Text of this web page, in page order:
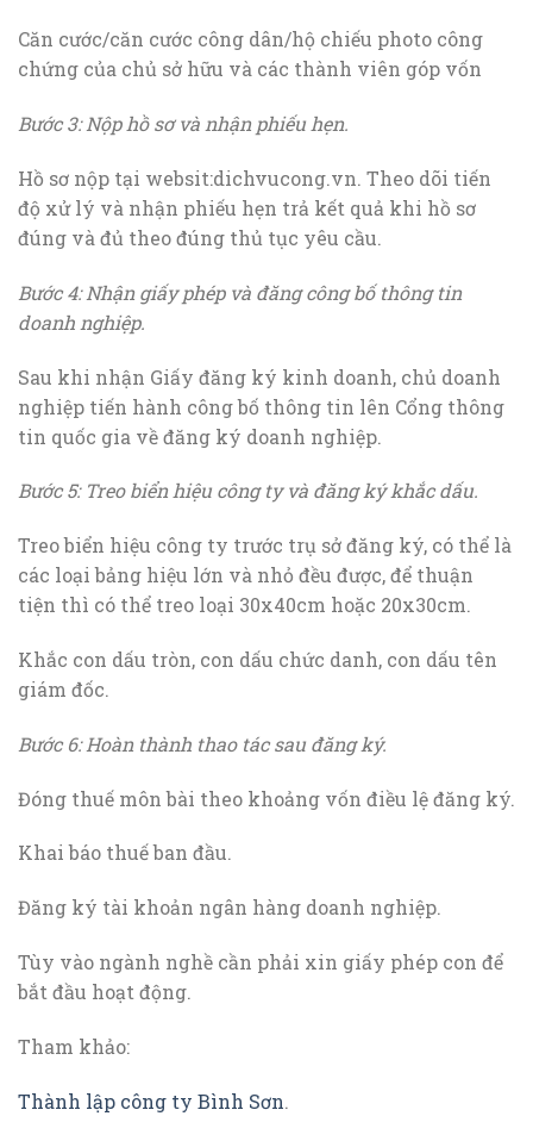
Căn cước/căn cước công dân/hộ chiếu photo công
chứng của chủ sở hữu và các thành viên góp vốn
Bước 3: Nộp hồ sơ và nhận phiếu hẹn.
Hồ sơ nộp tại websit:dichvucong.vn. Theo dõi tiến
độ xử lý và nhận phiếu hẹn trả kết quả khi hồ sơ
đúng và đủ theo đúng thủ tục yêu cầu.
Bước 4: Nhận giấy phép và đăng công bố thông tin
doanh nghiệp.
Sau khi nhận Giấy đăng ký kinh doanh, chủ doanh
nghiệp tiến hành công bố thông tin lên Cổng thông
tin quốc gia về đăng ký doanh nghiệp.
Bước 5: Treo biển hiệu công ty và đăng ký khắc dấu.
Treo biển hiệu công ty trước trụ sở đăng ký, có thể là
các loại bảng hiệu lớn và nhỏ đều được, để thuận
tiện thì có thể treo loại 30x40cm hoặc 20x30cm.
Khắc con dấu tròn, con dấu chức danh, con dấu tên
giám đốc.
Bước 6: Hoàn thành thao tác sau đăng ký.
Đóng thuế môn bài theo khoảng vốn điều lệ đăng ký.
Khai báo thuế ban đầu.
Đăng ký tài khoản ngân hàng doanh nghiệp.
Tùy vào ngành nghề cần phải xin giấy phép con để
bắt đầu hoạt động.
Tham khảo:
Thành lập công ty Bình Sơn.